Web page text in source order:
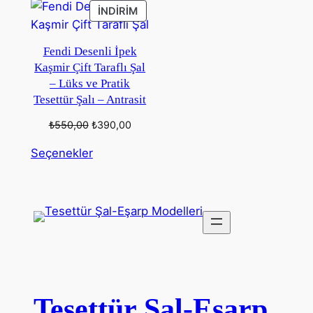
İNDIRIMİNDIRIMDEKI
ÜRÜN
Fendi Desenli İpek
Kaşmir Çift Taraflı Şal
– Lüks ve Pratik
Tesettür Şalı – Antrasit
₺550,00 Orijinal
₺550,00.
₺390,00Şu
Seçenekler